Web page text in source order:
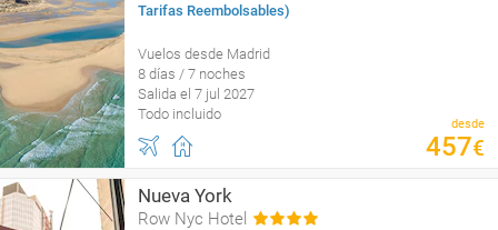
Tarifas Reembolsables)
Vuelos desde Madrid
8 días / 7 noches
Salida el 7 jul 2027
Todo incluido
desde
457€
Nueva York
Row Nyc Hotel